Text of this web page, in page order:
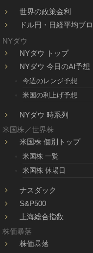
世界の政策金利
ドル円・日経平均ブ
NYダウ
NYダウ トップ
NYダウ 今日のAI予想
今週のレンジ予想
米国の利上げ予想
NYダウ 時系列
米国株／世界株
米国株 個別トップ
米国株 一覧
米国株 休場日
ナスダック
S&P500
上海総合指数
株価暴落
株価暴落